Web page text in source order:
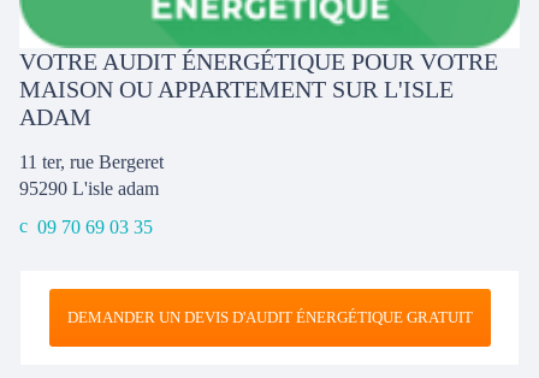
VOTRE AUDIT ÉNERGÉTIQUE POUR VOTRE
MAISON OU APPARTEMENT SUR L'ISLE
ADAM
11 ter, rue Bergeret
95290 L'isle adam
09 70 69 03 35
DEMANDER UN DEVIS D'AUDIT ÉNERGÉTIQUE GRATUIT